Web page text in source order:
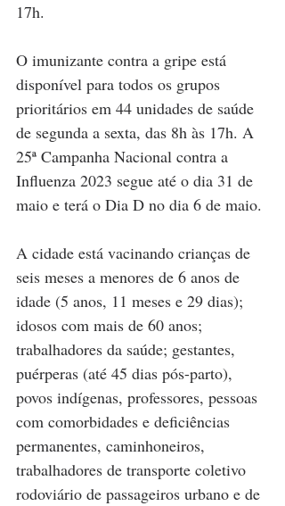
17h.
O imunizante contra a gripe está
disponível para todos os grupos
prioritários em 44 unidades de saúde
de segunda a sexta, das 8h às 17h. A
25ª Campanha Nacional contra a
Influenza 2023 segue até o dia 31 de
maio e terá o Dia D no dia 6 de maio.
A cidade está vacinando crianças de
seis meses a menores de 6 anos de
idade (5 anos, 11 meses e 29 dias);
idosos com mais de 60 anos;
trabalhadores da saúde; gestantes,
puérperas (até 45 dias pós-parto),
povos indígenas, professores, pessoas
com comorbidades e deficiências
permanentes, caminhoneiros,
trabalhadores de transporte coletivo
rodoviário de passageiros urbano e de